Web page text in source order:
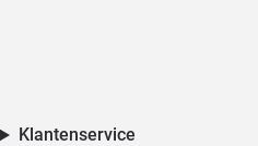
Klantenservice